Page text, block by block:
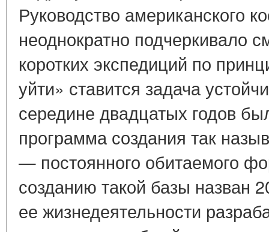
Руководство американского
неоднократно подчеркивало
коротких экспедиций по
уйти» ставится задача
середине двадцатых годов
программа создания так
— постоянного обитаемого
созданию такой базы назван
ее жизнедеятельности